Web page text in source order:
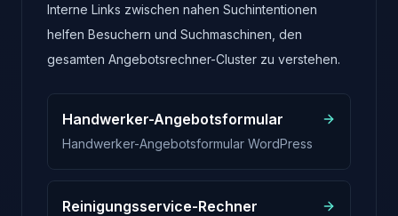
Interne Links zwischen nahen Suchintentionen
helfen Besuchern und Suchmaschinen, den
gesamten Angebotsrechner-Cluster zu verstehen.
Handwerker-Angebotsformular
Handwerker-Angebotsformular WordPress
Reinigungsservice-Rechner